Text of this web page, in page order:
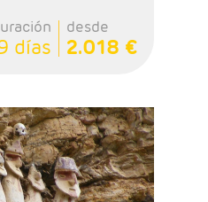
días
desde
2.018 €
noches Chachapoyas,
Valle Sagrado, 1
y 2 almuerzos